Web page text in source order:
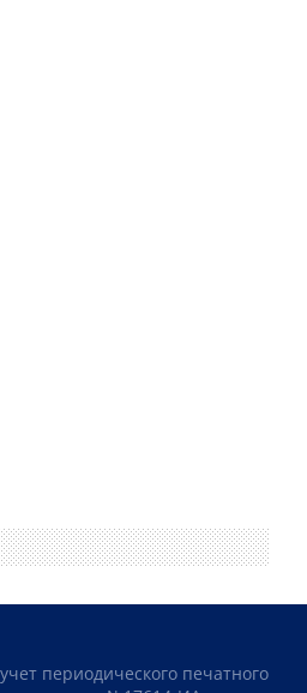
периодического печатного